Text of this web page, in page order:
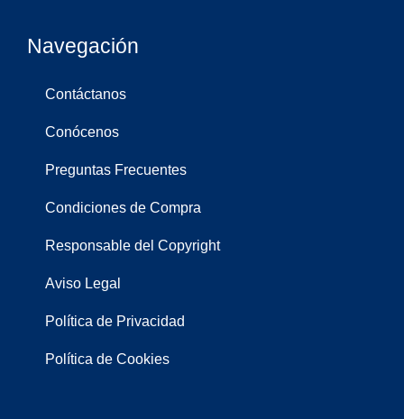
Navegación
Contáctanos
Conócenos
Preguntas Frecuentes
Condiciones de Compra
Responsable del Copyright
Aviso Legal
Política de Privacidad
Política de Cookies